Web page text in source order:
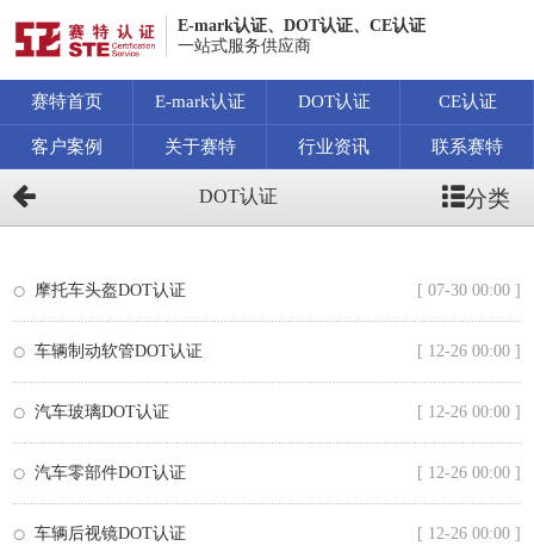
E-mark认证、DOT认证、CE认证
一站式服务供应商
赛特首页 E-mark认证 DOT认证 CE认证
客户案例 关于赛特 行业资讯 联系赛特
DOT认证 分类
摩托车头盔DOT认证 [ 07-30 00:00 ]
车辆制动软管DOT认证 [ 12-26 00:00 ]
汽车玻璃DOT认证 [ 12-26 00:00 ]
汽车零部件DOT认证 [ 12-26 00:00 ]
车辆后视镜DOT认证 [ 12-26 00:00 ]